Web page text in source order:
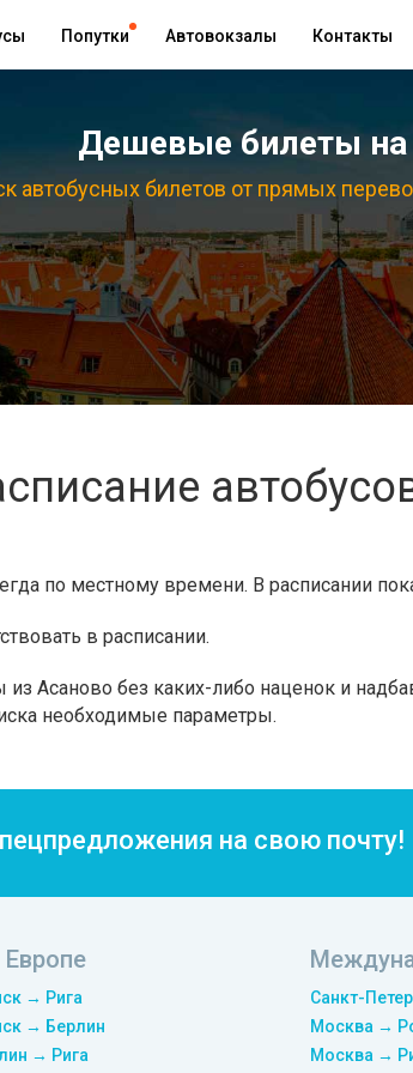
Попутки Автовокзалы Контакты
Дешевые билеты на
автобусных билетов от прямых
по местному времени. В расписании
в расписании.
Асаново без каких-либо наценок и
необходимые параметры.
на свою почту!
→ Рига
→ Берлин
→ Рига
Санкт-
Москва →
Москва →